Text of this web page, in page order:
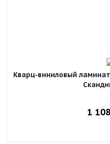
Кварц-виниловый
1 108